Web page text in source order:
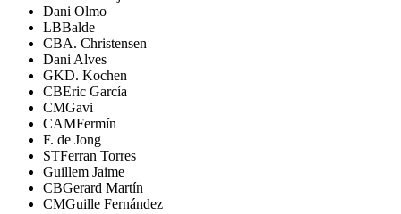
Dani Olmo
LBBalde
CBA. Christensen
Dani Alves
GKD. Kochen
CBEric García
CMGavi
CAMFermín
F. de Jong
STFerran Torres
Guillem Jaime
CBGerard Martín
CMGuille Fernández